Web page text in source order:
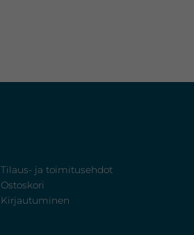
Tilaus- ja toimitusehdot
Ostoskori
Kirjautuminen